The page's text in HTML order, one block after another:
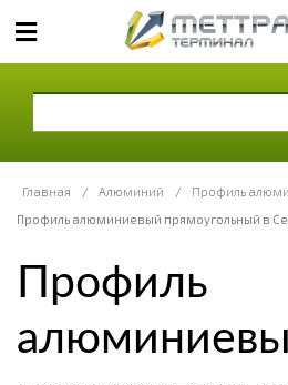
Главная / Алюминий / Профиль
Профиль алюминиевый прямоугольный в
Профиль